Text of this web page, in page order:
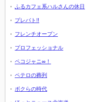
ふるカフェ系ハルさんの休日
プレバト!!
フレンチオープン
プロフェッショナル
ペコジャニ∞！
ペテロの葬列
ボクらの時代